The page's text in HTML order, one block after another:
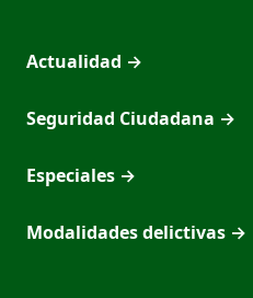
Actualidad →
Seguridad Ciudadana →
Especiales →
Modalidades delictivas →